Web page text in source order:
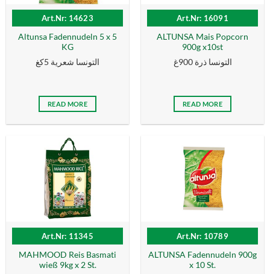
Art.Nr: 14623
Altunsa Fadennudeln 5 x 5
KG
التونسا شعرية 5كغ
READ MORE
Art.Nr: 16091
ALTUNSA Mais Popcorn
900g x10st
التونسا ذرة 900غ
READ MORE
Art.Nr: 11345
MAHMOOD Reis Basmati
wieß 9kg x 2 St.
Art.Nr: 10789
ALTUNSA Fadennudeln 900g
x 10 St.